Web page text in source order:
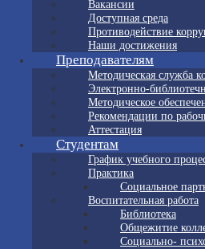
Вакансии
Доступная среда
Противодействие
Наши достижения
Преподавателям
Методическая служба
Электронно-
Методическое
Рекомендации по
Аттестация
Студентам
График учебного
Практика
Социальное
Воспитательная работа
Библиотека
Общежитие
Социально-